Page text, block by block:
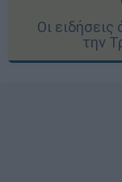
Οι
την